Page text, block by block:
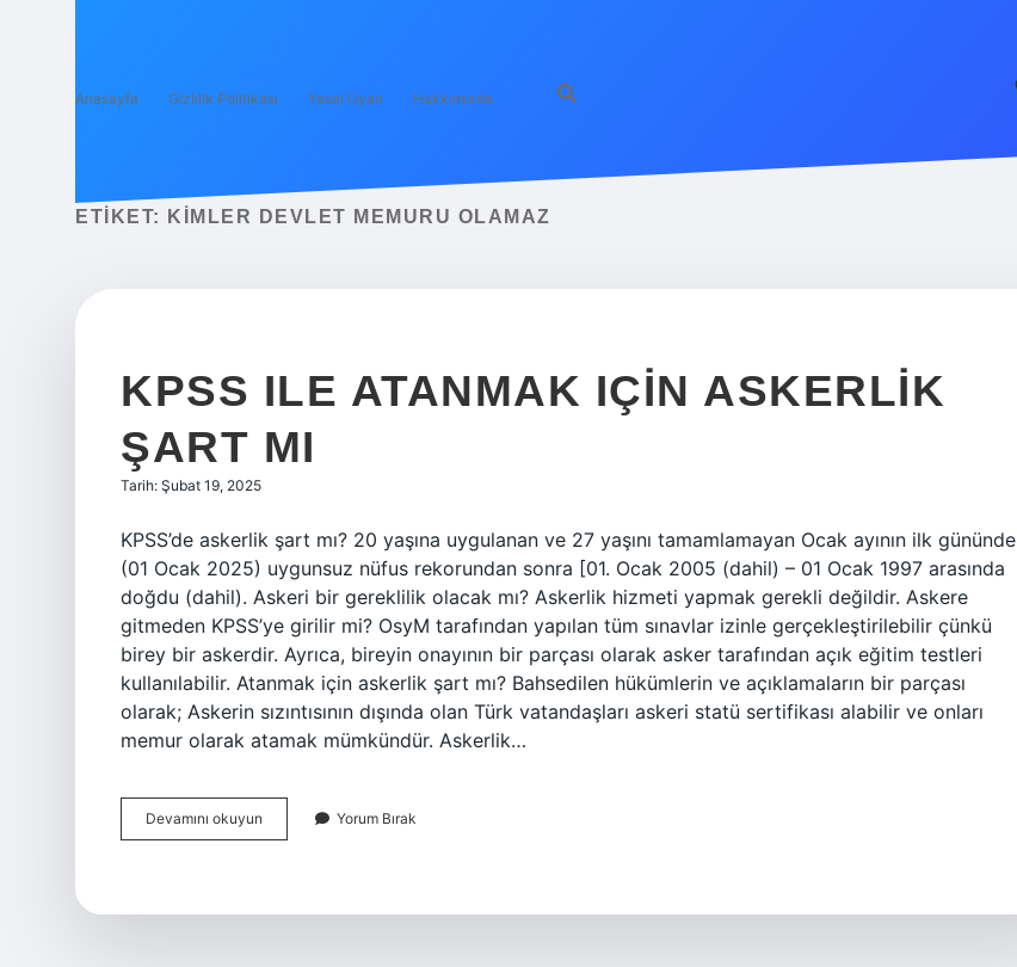
Anasayfa Gizlilik Politikası Yasal Uyarı Hakkımızda
ETIKET: KIMLER DEVLET MEMURU OLAMAZ
KPSS ILE ATANMAK IÇIN ASKERLIK
ŞART MI
Tarih: Şubat 19, 2025
KPSS’de askerlik şart mı? 20 yaşına uygulanan ve 27 yaşını tamamlamayan Ocak ayının ilk gününde
(01 Ocak 2025) uygunsuz nüfus rekorundan sonra [01. Ocak 2005 (dahil) – 01 Ocak 1997 arasında
doğdu (dahil). Askeri bir gereklilik olacak mı? Askerlik hizmeti yapmak gerekli değildir. Askere
gitmeden KPSS’ye girilir mi? OsyM tarafından yapılan tüm sınavlar izinle gerçekleştirilebilir çünkü
birey bir askerdir. Ayrıca, bireyin onayının bir parçası olarak asker tarafından açık eğitim testleri
kullanılabilir. Atanmak için askerlik şart mı? Bahsedilen hükümlerin ve açıklamaların bir parçası
olarak; Askerin sızıntısının dışında olan Türk vatandaşları askeri statü sertifikası alabilir ve onları
memur olarak atamak mümkündür. Askerlik…
Devamını okuyun
Ile
Yorum Bırak